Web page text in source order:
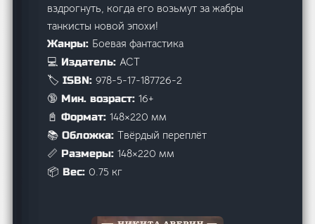
вздрогнуть, когда его возьмут за жабры
танкисты новой эпохи!
Жанры: Боевая фантастика
💻 Издатель: АСТ
🏷️ ISBN:978-5-17-187726-2
🔞 Мин. возраст:16+
📓 Формат:148×220 мм
📚 Обложка:Твёрдый переплёт
📏 Размеры:148×220 мм
📦 Вес:0.75 кг